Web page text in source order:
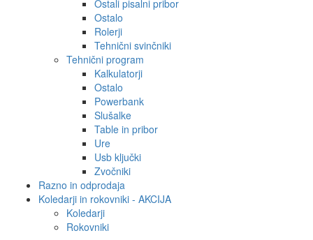
Ostali pisalni pribor
Ostalo
Rolerji
Tehnični svinčniki
Tehnični program
Kalkulatorji
Ostalo
Powerbank
Slušalke
Table in pribor
Ure
Usb ključki
Zvočniki
Razno in odprodaja
Koledarji in rokovniki - AKCIJA
Koledarji
Rokovniki